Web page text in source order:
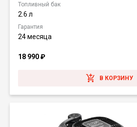
Топливный бак
2.6 л
Гарантия
24 месяца
18 990₽
В КОРЗИНУ